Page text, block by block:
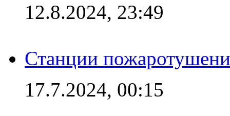
12.8.2024, 23:49
Станции
17.7.2024, 00:15